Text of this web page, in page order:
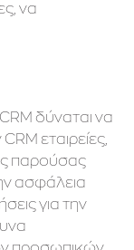
να
δύναται να
εταιρείες,
παρούσας
ασφάλεια
για την